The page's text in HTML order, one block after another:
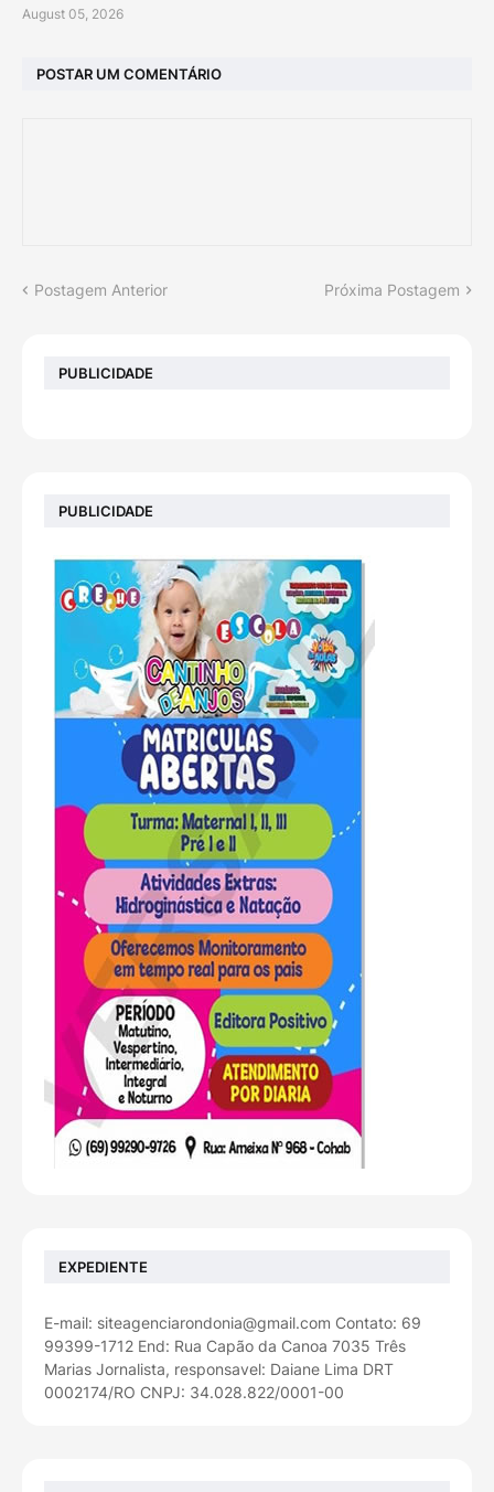
August 05, 2026
POSTAR UM COMENTÁRIO
Postagem Anterior Próxima Postagem
PUBLICIDADE
PUBLICIDADE
EXPEDIENTE
E-mail: siteagenciarondonia@gmail.com Contato: 69
99399-1712 End: Rua Capão da Canoa 7035 Três
Marias Jornalista, responsavel: Daiane Lima DRT
0002174/RO CNPJ: 34.028.822/0001-00